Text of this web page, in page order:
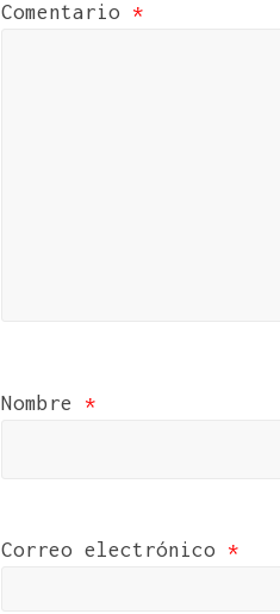
Comentario *
Nombre *
Correo electrónico *